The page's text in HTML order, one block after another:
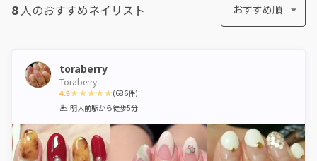
8人のおすすめネイリスト おすすめ順
toraberry
Toraberry
4.9
1 2 3 4 5
(686件)
明大前駅から徒歩5分